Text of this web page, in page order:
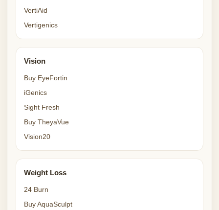
VertiAid
Vertigenics
Vision
Buy EyeFortin
iGenics
Sight Fresh
Buy TheyaVue
Vision20
Weight Loss
24 Burn
Buy AquaSculpt